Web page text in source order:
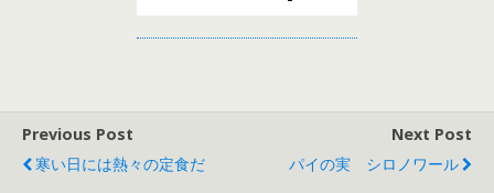
Previous Post
寒い日には熱々の定食だ
Next Post
パイの実 シロノワール